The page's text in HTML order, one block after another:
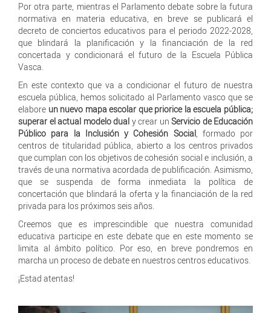
Por otra parte, mientras el Parlamento debate sobre la futura
normativa en materia educativa, en breve se publicará el
decreto de conciertos educativos para el periodo 2022-2028,
que blindará la planificación y la financiación de la red
concertada y condicionará el futuro de la Escuela Pública
Vasca.
En este contexto que va a condicionar el futuro de nuestra
escuela pública, hemos solicitado al Parlamento vasco que se
elabore un nuevo mapa escolar que priorice la escuela pública;
superar el actual modelo dual y crear un Servicio de Educación
Público para la Inclusión y Cohesión Social, formado por
centros de titularidad pública, abierto a los centros privados
que cumplan con los objetivos de cohesión social e inclusión, a
través de una normativa acordada de publificación. Asimismo,
que se suspenda de forma inmediata la política de
concertación que blindará la oferta y la financiación de la red
privada para los próximos seis años.
Creemos que es imprescindible que nuestra comunidad
educativa participe en este debate que en este momento se
limita al ámbito político. Por eso, en breve pondremos en
marcha un proceso de debate en nuestros centros educativos.
¡Estad atentas!